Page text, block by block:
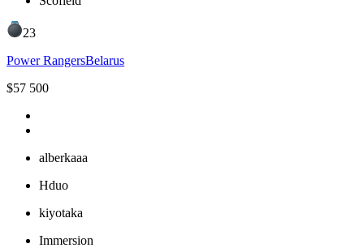
23
Power RangersBelarus
$57 500
alberkaaa
Hduo
kiyotaka
Immersion